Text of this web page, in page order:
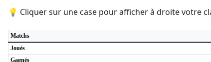
💡 Cliquer sur une case pour afficher à droite votre
Matchs
Joués
Gagnés